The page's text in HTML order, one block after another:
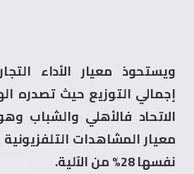
إجمالي التوزيع حيث تصدره
الاتحاد فالأهلي والشباب
معيار المشاهدات التلفزيونية
نفسها 28% من الآلية.